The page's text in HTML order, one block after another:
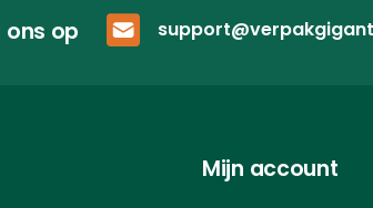
op
Mijn account